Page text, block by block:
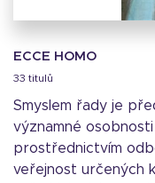
ECCE HOMO
33 titulů
Smyslem řady je
významné
prostřednictvím
veřejnost určených